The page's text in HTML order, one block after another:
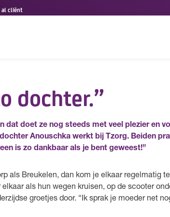
al cliënt
dochter.”
dat doet ze nog steeds met veel plezier en
Anouschka werkt bij Tzorg. Beiden
is zo dankbaar als je bent geweest!”
als Breukelen, dan kom je elkaar regelmatig
als hun wegen kruisen, op de scooter
groetjes door. “Ik sprak je moeder net